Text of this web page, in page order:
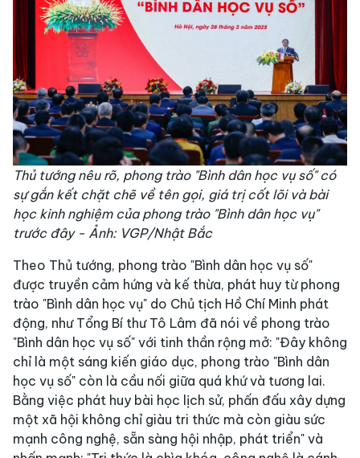
Thủ tướng nêu rõ, phong trào "Bình dân học vụ số" có
sự gắn kết chặt chẽ về tên gọi, giá trị cốt lõi và bài
học kinh nghiệm của phong trào "Bình dân học vụ"
trước đây - Ảnh: VGP/Nhật Bắc
Theo Thủ tướng, phong trào "Bình dân học vụ số"
được truyền cảm hứng và kế thừa, phát huy từ phong
trào "Bình dân học vụ" do Chủ tịch Hồ Chí Minh phát
động, như Tổng Bí thư Tô Lâm đã nói về phong trào
"Bình dân học vụ số" với tinh thần rộng mở: "Đây không
chỉ là một sáng kiến giáo dục, phong trào "Bình dân
học vụ số" còn là cầu nối giữa quá khứ và tương lai.
Bằng việc phát huy bài học lịch sử, phấn đấu xây dựng
một xã hội không chỉ giàu tri thức mà còn giàu sức
mạnh công nghệ, sẵn sàng hội nhập, phát triển" và